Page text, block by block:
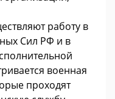
работу в
Сил РФ и в
военная
проходят